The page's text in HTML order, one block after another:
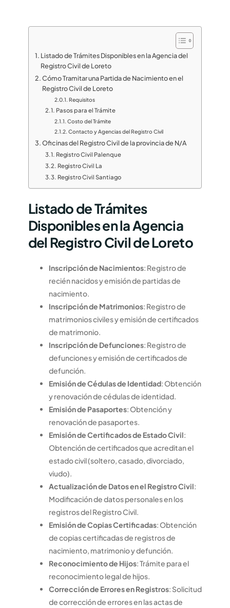
Listado de Trámites Disponibles en la Agencia del
Registro Civil de Loreto
Cómo Tramitar una Partida de Nacimiento en el
Registro Civil de Loreto
Requisitos
Pasos para el Trámite
Costo del Trámite
Contacto y Agencias del Registro Civil
Oficinas del Registro Civil de la provincia de N/A
Registro Civil Palenque
Registro Civil La
Registro Civil Santiago
Listado de Trámites
Disponibles en la Agencia
del Registro Civil de Loreto
Inscripción de Nacimientos: Registro de
recién nacidos y emisión de partidas de
nacimiento.
Inscripción de Matrimonios: Registro de
matrimonios civiles y emisión de certificados
de matrimonio.
Inscripción de Defunciones: Registro de
defunciones y emisión de certificados de
defunción.
Emisión de Cédulas de Identidad: Obtención
y renovación de cédulas de identidad.
Emisión de Pasaportes: Obtención y
renovación de pasaportes.
Emisión de Certificados de Estado Civil:
Obtención de certificados que acreditan el
estado civil (soltero, casado, divorciado,
viudo).
Actualización de Datos en el Registro Civil:
Modificación de datos personales en los
registros del Registro Civil.
Emisión de Copias Certificadas: Obtención
de copias certificadas de registros de
nacimiento, matrimonio y defunción.
Reconocimiento de Hijos: Trámite para el
reconocimiento legal de hijos.
Corrección de Errores en Registros: Solicitud
de corrección de errores en las actas de